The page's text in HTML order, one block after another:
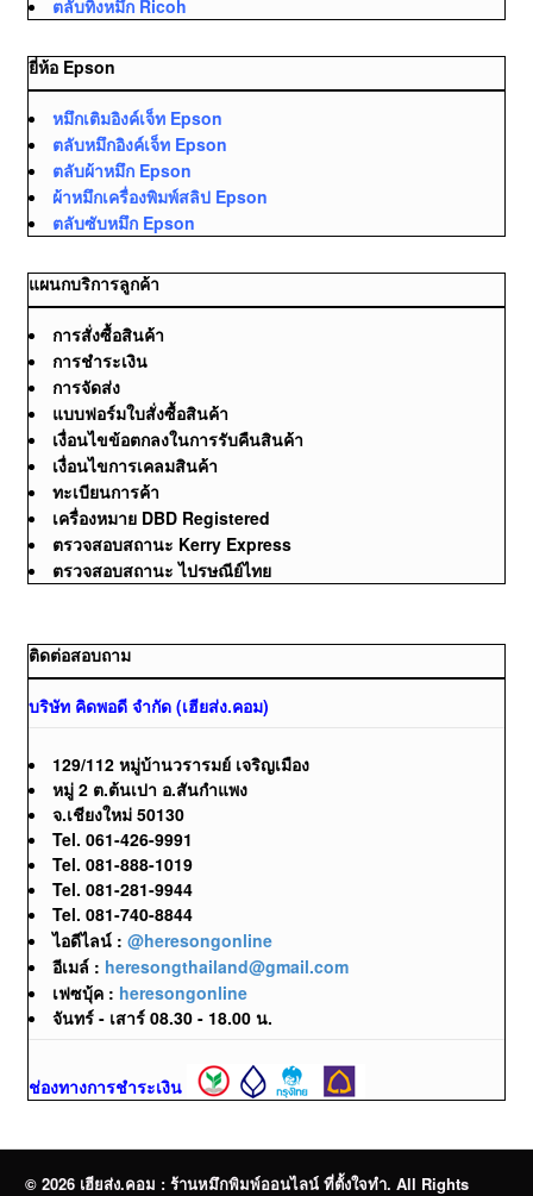
ตลับทิ้งหมึก Ricoh
ยี่ห้อ Epson
หมึกเติมอิงค์เจ็ท Epson
ตลับหมึกอิงค์เจ็ท Epson
ตลับผ้าหมึก Epson
ผ้าหมึกเครื่องพิมพ์สลิป Epson
ตลับซับหมึก Epson
แผนกบริการลูกค้า
การสั่งซื้อสินค้า
การชำระเงิน
การจัดส่ง
แบบฟอร์มใบสั่งซื้อสินค้า
เงื่อนไขข้อตกลงในการรับคืนสินค้า
เงื่อนไขการเคลมสินค้า
ทะเบียนการค้า
เครื่องหมาย DBD Registered
ตรวจสอบสถานะ Kerry Express
ตรวจสอบสถานะ ไปรษณีย์ไทย
ติดต่อสอบถาม
บริษัท คิดพอดี จำกัด (เฮียส่ง.คอม)
129/112 หมู่บ้านวรารมย์ เจริญเมือง
หมู่ 2 ต.ต้นเปา อ.สันกำแพง
จ.เชียงใหม่ 50130
Tel. 061-426-9991
Tel. 081-888-1019
Tel. 081-281-9944
Tel. 081-740-8844
ไอดีไลน์ : @heresongonline
อีเมล์ : heresongthailand@gmail.com
เฟซบุ้ค : heresongonline
จันทร์ - เสาร์ 08.30 - 18.00 น.
ช่องทางการชำระเงิน
© 2026 เฮียส่ง.คอม : ร้านหมึกพิมพ์ออนไลน์ ที่ตั้งใจทำ. All Rights